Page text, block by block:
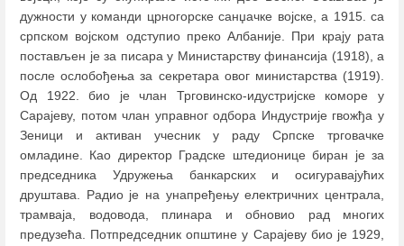
дужности у команди црногорске санџачке војске, а 1915. са
српском војском одступио преко Албаније. При крају рата
постављен је за писара у Министарству финансија (1918), а
после ослобођења за секретара овог министарства (1919).
Од 1922. био је члан Трговинско-идустријске коморе у
Сарајеву, потом члан управног одбора Индустрије гвожђа у
Зеници и активан учесник у раду Српске трговачке
омладине. Као директор Градске штедионице биран је за
председника Удружења банкарских и осигуравајућих
друштава. Радио је на унапређењу електричних централа,
трамваја, водовода, плинара и обновио рад многих
предузећа. Потпредседник општине у Сарајеву био је 1929,